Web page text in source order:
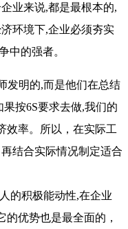
业来说,都是最根本的,
环境下,企业必须夯实
中的强者。
发明的,而是他们在总结
按6S要求去做,我们的
效率。所以，在实际工
结合实际情况制定适合
的积极能动性,在企业
的优势也是最全面的，